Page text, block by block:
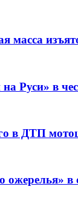
масса
Руси» в
в ДТП
ожерелья»